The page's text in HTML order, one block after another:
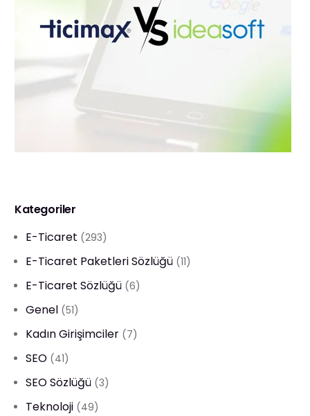
Kategoriler
E-Ticaret (293)
E-Ticaret Paketleri Sözlüğü (11)
E-Ticaret Sözlüğü (6)
Genel (51)
Kadın Girişimciler (7)
SEO (41)
SEO Sözlüğü (3)
Teknoloji (49)